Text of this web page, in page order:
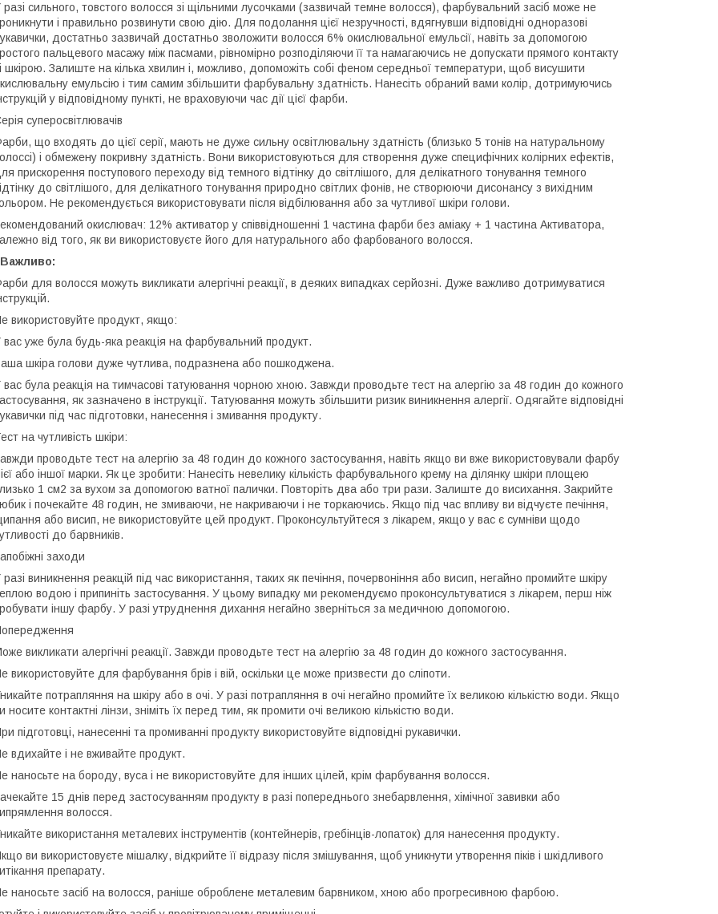
разі сильного, товстого волосся зі щільними лусочками (зазвичай темне волосся), фарбувальний засіб може не
і правильно розвинути свою дію. Для подолання цієї незручності, вдягнувши відповідні одноразові
достатньо зазвичай достатньо зволожити волосся 6% окислювальної емульсії, навіть за допомогою
пальцевого масажу між пасмами, рівномірно розподіляючи її та намагаючись не допускати прямого контакту
шкірою. Залиште на кілька хвилин і, можливо, допоможіть собі феном середньої температури, щоб висушити
емульсію і тим самим збільшити фарбувальну здатність. Нанесіть обраний вами колір, дотримуючись
у відповідному пункті, не враховуючи час дії цієї фарби.
суперосвітлювачів
що входять до цієї серії, мають не дуже сильну освітлювальну здатність (близько 5 тонів на натуральному
і обмежену покривну здатність. Вони використовуються для створення дуже специфічних колірних ефектів,
прискорення поступового переходу від темного відтінку до світлішого, для делікатного тонування темного
до світлішого, для делікатного тонування природно світлих фонів, не створюючи дисонансу з вихідним
Не рекомендується використовувати після відбілювання або за чутливої шкіри голови.
окислювач: 12% активатор у співвідношенні 1 частина фарби без аміаку + 1 частина Активатора,
від того, як ви використовуєте його для натурального або фарбованого волосся.
для волосся можуть викликати алергічні реакції, в деяких випадках серйозні. Дуже важливо дотримуватися
використовуйте продукт, якщо:
вас уже була будь-яка реакція на фарбувальний продукт.
шкіра голови дуже чутлива, подразнена або пошкоджена.
вас була реакція на тимчасові татуювання чорною хною. Завжди проводьте тест на алергію за 48 годин до кожного
як зазначено в інструкції. Татуювання можуть збільшити ризик виникнення алергії. Одягайте відповідні
під час підготовки, нанесення і змивання продукту.
на чутливість шкіри:
проводьте тест на алергію за 48 годин до кожного застосування, навіть якщо ви вже використовували фарбу
або іншої марки. Як це зробити: Нанесіть невелику кількість фарбувального крему на ділянку шкіри площею
1 см2 за вухом за допомогою ватної палички. Повторіть два або три рази. Залиште до висихання. Закрийте
і почекайте 48 годин, не змиваючи, не накриваючи і не торкаючись. Якщо під час впливу ви відчуєте печіння,
або висип, не використовуйте цей продукт. Проконсультуйтеся з лікарем, якщо у вас є сумніви щодо
до барвників.
заходи
разі виникнення реакцій під час використання, таких як печіння, почервоніння або висип, негайно промийте шкіру
водою і припиніть застосування. У цьому випадку ми рекомендуємо проконсультуватися з лікарем, перш ніж
іншу фарбу. У разі утруднення дихання негайно зверніться за медичною допомогою.
викликати алергічні реакції. Завжди проводьте тест на алергію за 48 годин до кожного застосування.
використовуйте для фарбування брів і вій, оскільки це може призвести до сліпоти.
потрапляння на шкіру або в очі. У разі потрапляння в очі негайно промийте їх великою кількістю води. Якщо
носите контактні лінзи, зніміть їх перед тим, як промити очі великою кількістю води.
підготовці, нанесенні та промиванні продукту використовуйте відповідні рукавички.
вдихайте і не вживайте продукт.
наносьте на бороду, вуса і не використовуйте для інших цілей, крім фарбування волосся.
15 днів перед застосуванням продукту в разі попереднього знебарвлення, хімічної завивки або
волосся.
використання металевих інструментів (контейнерів, гребінців-лопаток) для нанесення продукту.
ви використовуєте мішалку, відкрийте її відразу після змішування, щоб уникнути утворення піків і шкідливого
препарату.
наносьте засіб на волосся, раніше оброблене металевим барвником, хною або прогресивною фарбою.